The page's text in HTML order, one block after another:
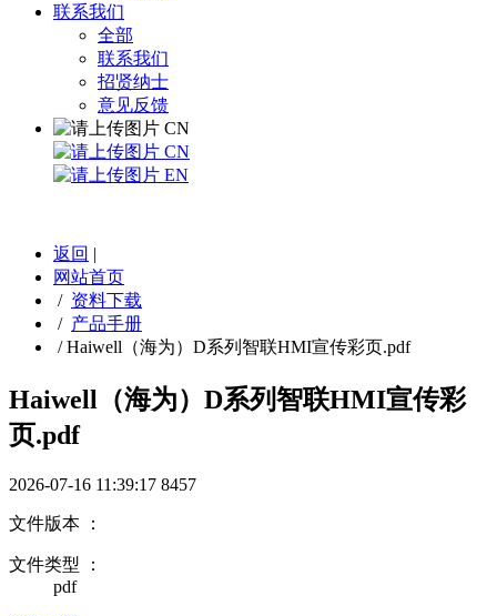
联系我们
全部
联系我们
招贤纳士
意见反馈
CN
CN
EN
返回 |
网站首页
/ 资料下载
/ 产品手册
/Haiwell（海为）D系列智联HMI宣传彩页.pdf
Haiwell（海为）D系列智联HMI宣传彩
页.pdf
2026-07-16 11:39:17 8457
文件版本 ：
文件类型 ：
pdf